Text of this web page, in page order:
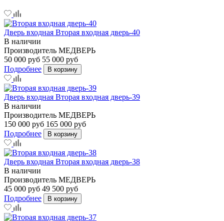
Дверь входная Вторая входная дверь-40
В наличии
Производитель МЕДВЕРЬ
50 000 руб 55 000 руб
Подробнее
В корзину
Дверь входная Вторая входная дверь-39
В наличии
Производитель МЕДВЕРЬ
150 000 руб 165 000 руб
Подробнее
В корзину
Дверь входная Вторая входная дверь-38
В наличии
Производитель МЕДВЕРЬ
45 000 руб 49 500 руб
Подробнее
В корзину